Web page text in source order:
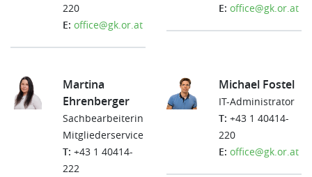
220
E: office@gk.or.at
E: office@gk.or.at
Martina
Ehrenberger
Sachbearbeiterin
Mitgliederservice
T: +43 1 40414-
222
Michael Fostel
IT-Administrator
T: +43 1 40414-
220
E: office@gk.or.at